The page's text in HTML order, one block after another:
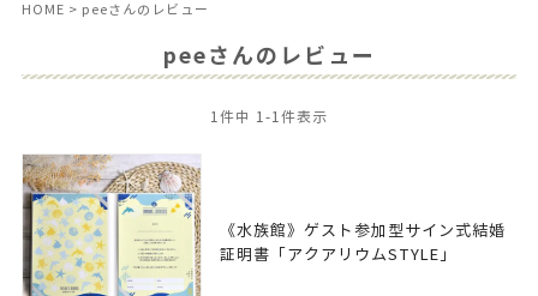
HOME peeさんのレビュー
peeさんのレビュー
1 件中 1 -1 件表示
《水族館》ゲスト参加型サイン式結婚
証明書「アクアリウムSTYLE」